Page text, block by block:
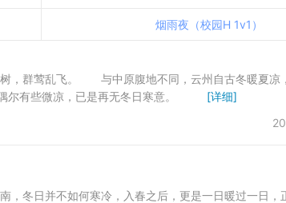
烟雨夜（校园H 1v1）
群莺乱飞。 与中原腹地不同，云州自古冬暖夏凉
偶尔有些微凉，已是再无冬日寒意。
[详细]
并不如何寒冷，入春之后，更是一日暖过一日，